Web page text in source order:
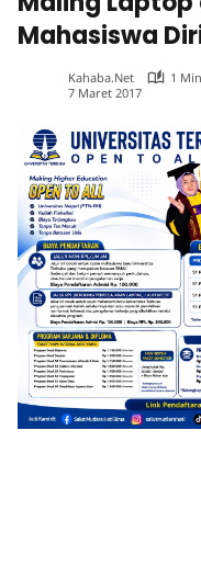
Mahasiswa
Kahaba.net
1
7 Maret 2017